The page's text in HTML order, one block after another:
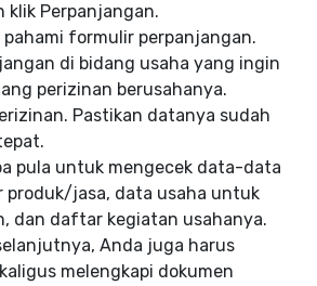
klik Perpanjangan.
pahami formulir perpanjangan.
di bidang usaha yang ingin
perizinan berusahanya.
Pastikan datanya sudah
pula untuk mengecek data-data
produk/jasa, data usaha untuk
dan daftar kegiatan usahanya.
Anda juga harus
melengkapi dokumen